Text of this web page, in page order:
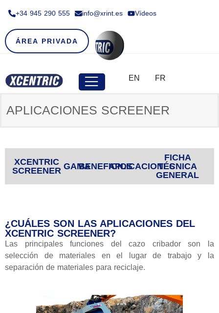
+34 945 290 555​ info@xrint.es Vídeos
ÁREA PRIVADA
EN FR
APLICACIONES SCREENER
XCENTRIC
SCREENER GAMABENEFICIOSAPLICACIONES
FICHA
TÉCNICA
GENERAL
¿CUÁLES SON LAS APLICACIONES DEL
XCENTRIC SCREENER?
Las principales funciones del cazo cribador son la
selección de materiales en el lugar de trabajo y la
separación de materiales para reciclaje.